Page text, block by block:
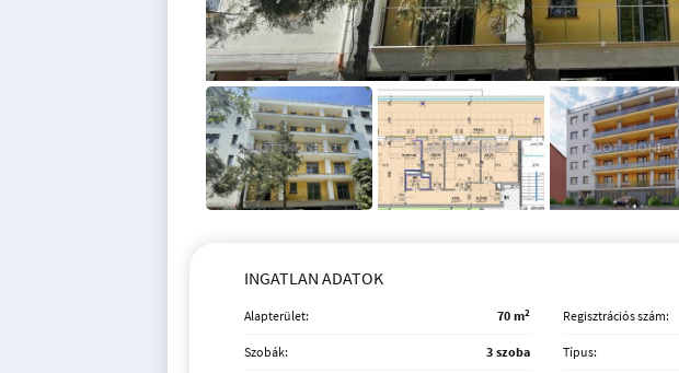
INGATLAN ADATOK
Alapterület: 70 m2 Regisztrációs szám:
Szobák: 3 szoba Típus: